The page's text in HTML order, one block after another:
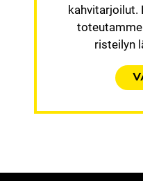
kahvitarjoilut.
risteilyn